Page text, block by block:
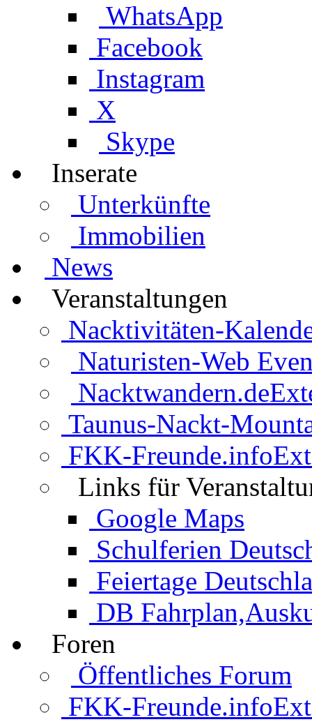
WhatsApp
Facebook
Instagram
X
Skype
Inserate
Unterkünfte
Immobilien
News
Veranstaltungen
Nacktivitäten-
Naturisten-Web
Nacktwandern.de
Taunus-Nackt-
FKK-Freunde.info
Links für
Google Maps
Schulferien
Feiertage
DB
Foren
Öffentliches Forum
FKK-Freunde.info